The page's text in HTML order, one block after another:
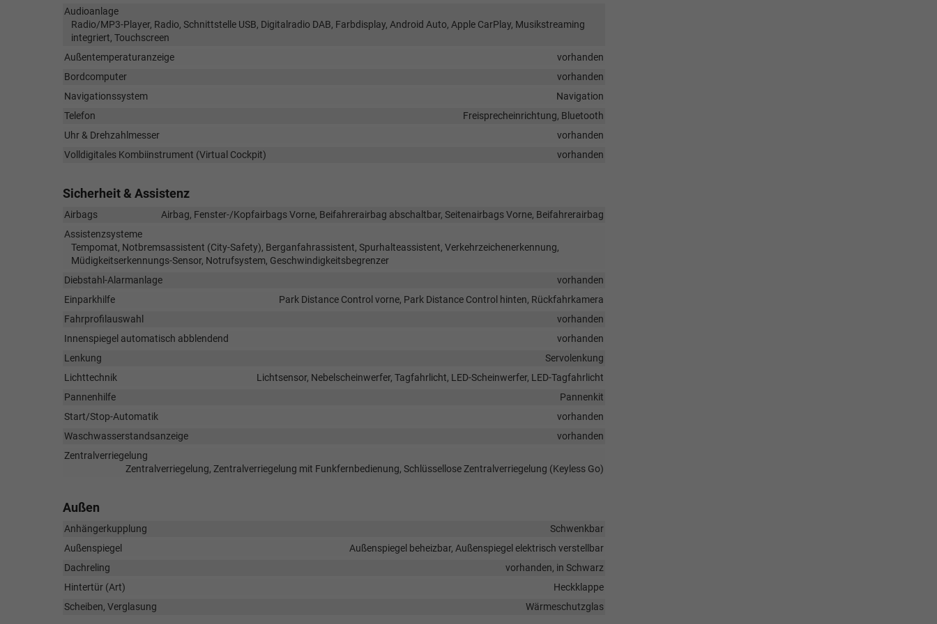
Audioanlage
Radio/MP3-Player, Radio, Schnittstelle USB, Digitalradio DAB, Farbdisplay, Android Auto, Apple CarPlay, Musikstreaming
integriert, Touchscreen
Außentemperaturanzeige
vorhanden
Bordcomputer
vorhanden
Navigationssystem
Navigation
Telefon
Freisprecheinrichtung, Bluetooth
Uhr & Drehzahlmesser
vorhanden
Volldigitales Kombiinstrument (Virtual Cockpit)
vorhanden
Sicherheit & Assistenz
Airbags
Airbag, Fenster-/Kopfairbags Vorne, Beifahrerairbag abschaltbar, Seitenairbags Vorne, Beifahrerairbag
Assistenzsysteme
Tempomat, Notbremsassistent (City-Safety), Berganfahrassistent, Spurhalteassistent, Verkehrzeichenerkennung,
Müdigkeitserkennungs-Sensor, Notrufsystem, Geschwindigkeitsbegrenzer
Diebstahl-Alarmanlage
vorhanden
Einparkhilfe
Park Distance Control vorne, Park Distance Control hinten, Rückfahrkamera
Fahrprofilauswahl
vorhanden
Innenspiegel automatisch abblendend
vorhanden
Lenkung
Servolenkung
Lichttechnik
Lichtsensor, Nebelscheinwerfer, Tagfahrlicht, LED-Scheinwerfer, LED-Tagfahrlicht
Pannenhilfe
Pannenkit
Start/Stop-Automatik
vorhanden
Waschwasserstandsanzeige
vorhanden
Zentralverriegelung
Zentralverriegelung, Zentralverriegelung mit Funkfernbedienung, Schlüssellose Zentralverriegelung (Keyless Go)
Außen
Anhängerkupplung
Schwenkbar
Außenspiegel
Außenspiegel beheizbar, Außenspiegel elektrisch verstellbar
Dachreling
vorhanden, in Schwarz
Hintertür (Art)
Heckklappe
Scheiben, Verglasung
Wärmeschutzglas